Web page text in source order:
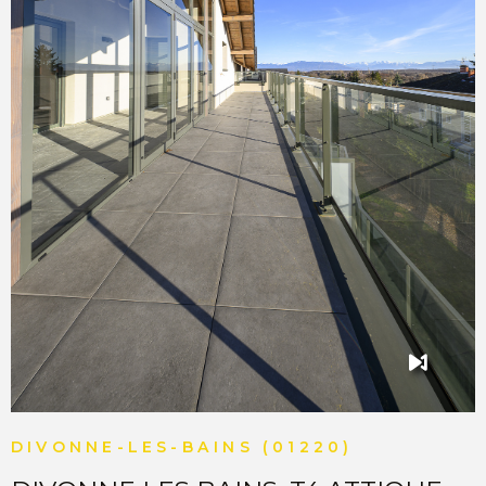
DIVONNE-LES-BAINS (01220)
VOIR LE BIEN